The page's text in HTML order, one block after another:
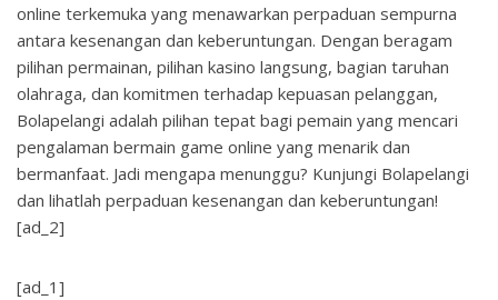
online terkemuka yang menawarkan perpaduan sempurna
antara kesenangan dan keberuntungan. Dengan beragam
pilihan permainan, pilihan kasino langsung, bagian taruhan
olahraga, dan komitmen terhadap kepuasan pelanggan,
Bolapelangi adalah pilihan tepat bagi pemain yang mencari
pengalaman bermain game online yang menarik dan
bermanfaat. Jadi mengapa menunggu? Kunjungi Bolapelangi
dan lihatlah perpaduan kesenangan dan keberuntungan!
[ad_2]
[ad_1]